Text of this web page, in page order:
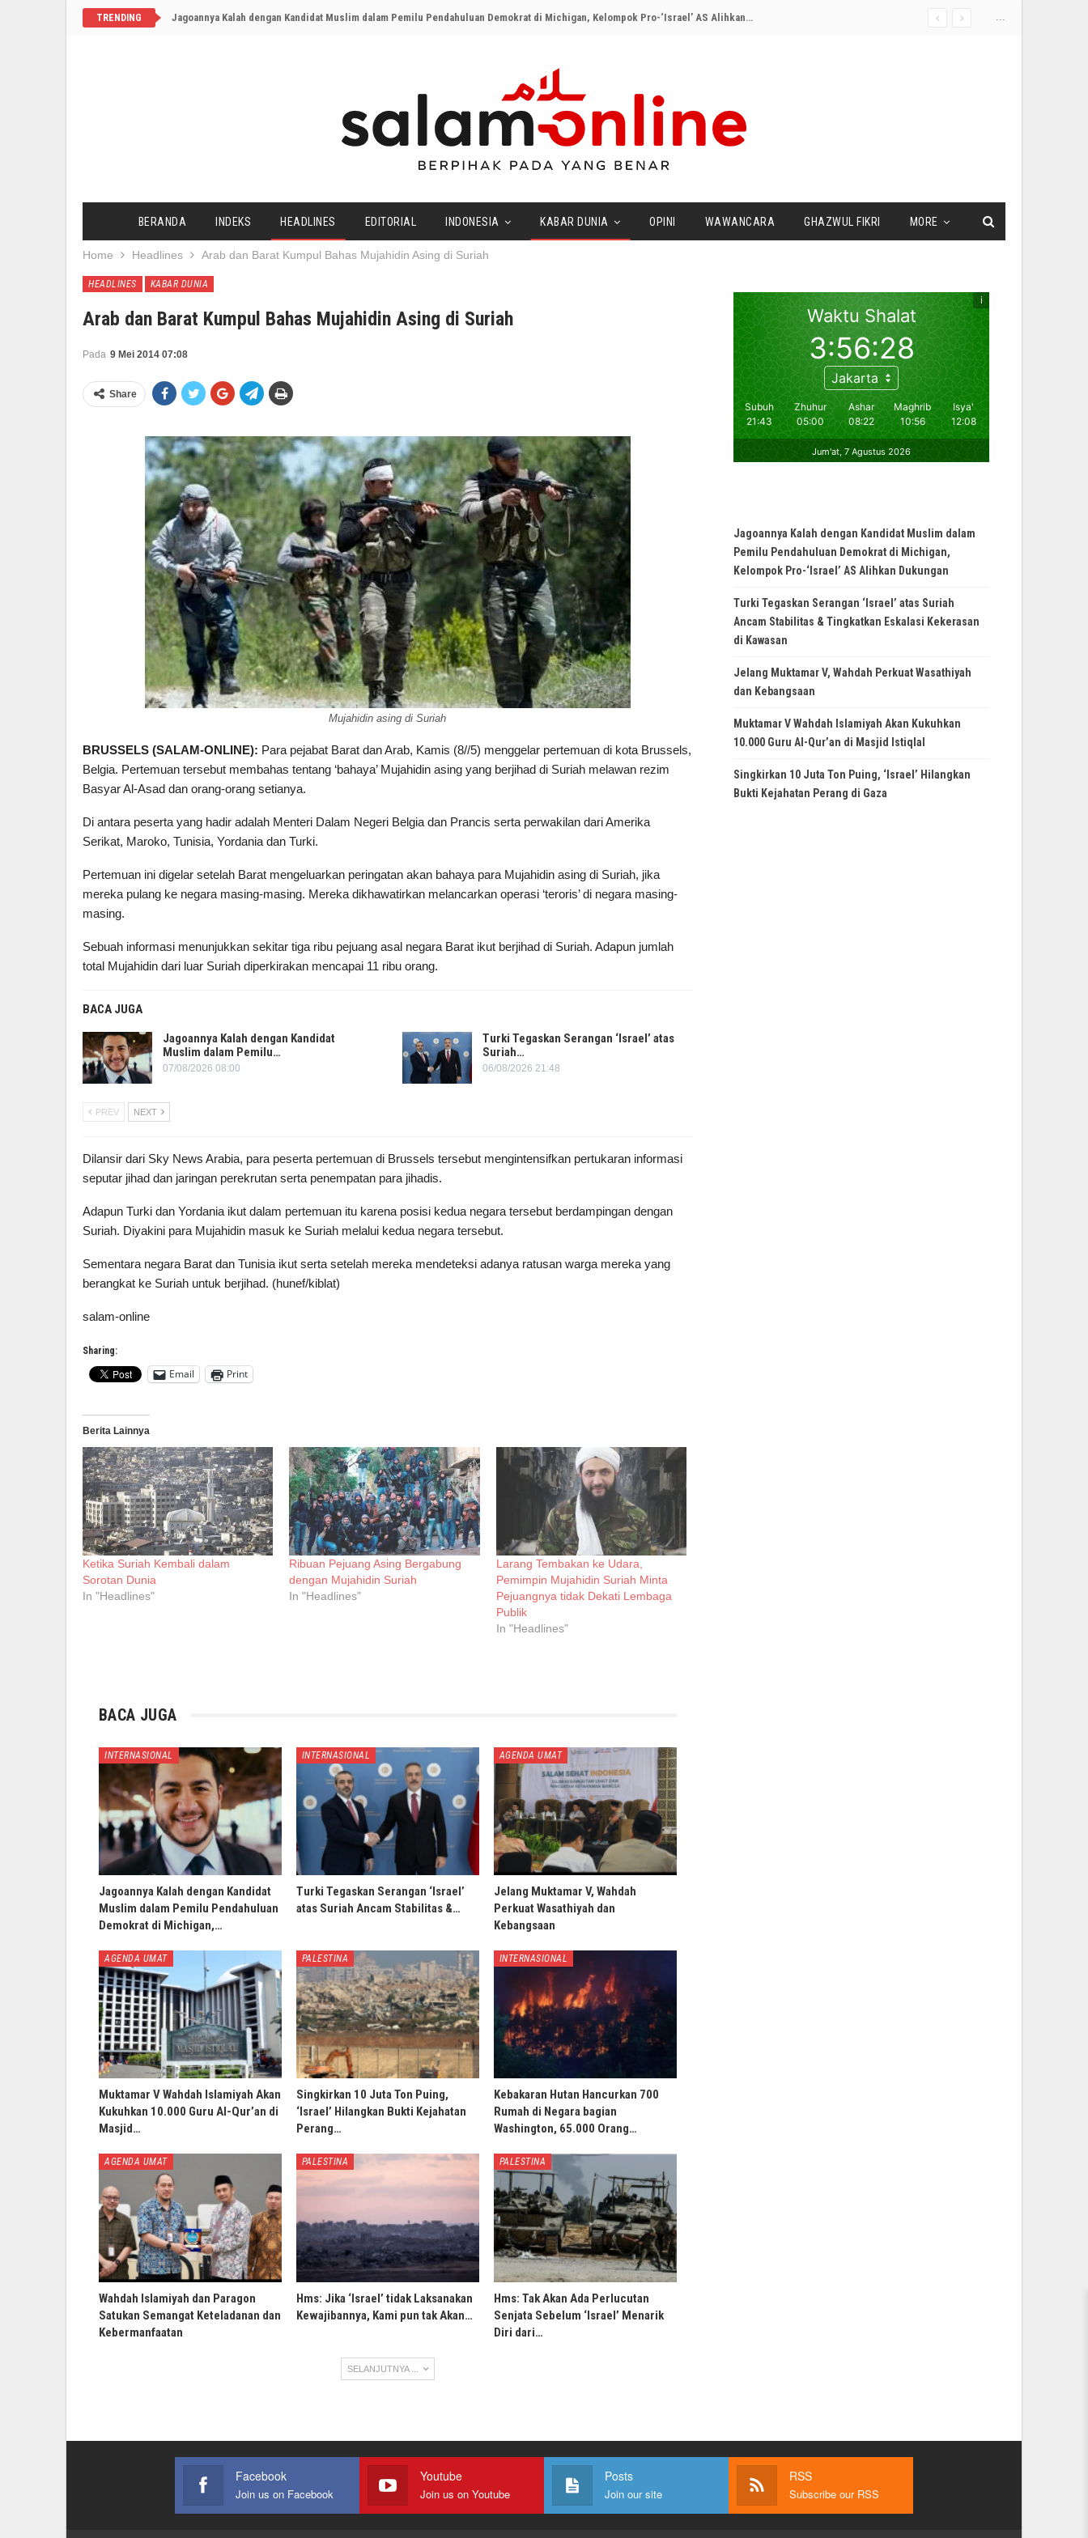
...
TRENDING Jagoannya Kalah dengan Kandidat Muslim dalam Pemilu Pendahuluan Demokrat di Michigan, Kelompok Pro-‘Israel’ AS Alihkan Dukungan
BERANDA INDEKS HEADLINES EDITORIAL INDONESIA KABAR DUNIA OPINI WAWANCARA GHAZWUL FIKRI MORE
Home Headlines Arab dan Barat Kumpul Bahas Mujahidin Asing di Suriah
HEADLINES KABAR DUNIA
Arab dan Barat Kumpul Bahas Mujahidin Asing di Suriah
Pada 9 Mei 2014 07:08
Share
Mujahidin asing di Suriah
BRUSSELS (SALAM-ONLINE): Para pejabat Barat dan Arab, Kamis (8//5) menggelar pertemuan di kota Brussels,
Belgia. Pertemuan tersebut membahas tentang ‘bahaya’ Mujahidin asing yang berjihad di Suriah melawan rezim
Basyar Al-Asad dan orang-orang setianya.
Di antara peserta yang hadir adalah Menteri Dalam Negeri Belgia dan Prancis serta perwakilan dari Amerika
Serikat, Maroko, Tunisia, Yordania dan Turki.
Pertemuan ini digelar setelah Barat mengeluarkan peringatan akan bahaya para Mujahidin asing di Suriah, jika
mereka pulang ke negara masing-masing. Mereka dikhawatirkan melancarkan operasi ‘teroris’ di negara masing-
masing.
Sebuah informasi menunjukkan sekitar tiga ribu pejuang asal negara Barat ikut berjihad di Suriah. Adapun jumlah
total Mujahidin dari luar Suriah diperkirakan mencapai 11 ribu orang.
BACA JUGA
Jagoannya Kalah dengan Kandidat
Muslim dalam Pemilu…
07/08/2026 08:00
Turki Tegaskan Serangan ‘Israel’ atas
Suriah…
06/08/2026 21:48
PREV NEXT
Dilansir dari Sky News Arabia, para peserta pertemuan di Brussels tersebut mengintensifkan pertukaran informasi
seputar jihad dan jaringan perekrutan serta penempatan para jihadis.
Adapun Turki dan Yordania ikut dalam pertemuan itu karena posisi kedua negara tersebut berdampingan dengan
Suriah. Diyakini para Mujahidin masuk ke Suriah melalui kedua negara tersebut.
Sementara negara Barat dan Tunisia ikut serta setelah mereka mendeteksi adanya ratusan warga mereka yang
berangkat ke Suriah untuk berjihad. (hunef/kiblat)
salam-online
Sharing:
Email Print
Berita Lainnya
Ketika Suriah Kembali dalam
Sorotan Dunia
In "Headlines"
Ribuan Pejuang Asing Bergabung
dengan Mujahidin Suriah
In "Headlines"
Larang Tembakan ke Udara,
Pemimpin Mujahidin Suriah Minta
Pejuangnya tidak Dekati Lembaga
Publik
In "Headlines"
BACA JUGA
INTERNASIONAL
Jagoannya Kalah dengan Kandidat
Muslim dalam Pemilu Pendahuluan
Demokrat di Michigan,…
INTERNASIONAL
Turki Tegaskan Serangan ‘Israel’
atas Suriah Ancam Stabilitas &…
AGENDA UMAT
Jelang Muktamar V, Wahdah
Perkuat Wasathiyah dan
Kebangsaan
AGENDA UMAT
Muktamar V Wahdah Islamiyah Akan
Kukuhkan 10.000 Guru Al-Qur’an di
Masjid…
PALESTINA
Singkirkan 10 Juta Ton Puing,
‘Israel’ Hilangkan Bukti Kejahatan
Perang…
INTERNASIONAL
Kebakaran Hutan Hancurkan 700
Rumah di Negara bagian
Washington, 65.000 Orang…
AGENDA UMAT
Wahdah Islamiyah dan Paragon
Satukan Semangat Keteladanan dan
Kebermanfaatan
PALESTINA
Hms: Jika ‘Israel’ tidak Laksanakan
Kewajibannya, Kami pun tak Akan…
PALESTINA
Hms: Tak Akan Ada Perlucutan
Senjata Sebelum ‘Israel’ Menarik
Diri dari…
SELANJUTNYA ...
Jagoannya Kalah dengan Kandidat Muslim dalam
Pemilu Pendahuluan Demokrat di Michigan,
Kelompok Pro-‘Israel’ AS Alihkan Dukungan
Turki Tegaskan Serangan ‘Israel’ atas Suriah
Ancam Stabilitas & Tingkatkan Eskalasi Kekerasan
di Kawasan
Jelang Muktamar V, Wahdah Perkuat Wasathiyah
dan Kebangsaan
Muktamar V Wahdah Islamiyah Akan Kukuhkan
10.000 Guru Al-Qur’an di Masjid Istiqlal
Singkirkan 10 Juta Ton Puing, ‘Israel’ Hilangkan
Bukti Kejahatan Perang di Gaza
Facebook
Join us on Facebook
Youtube
Join us on Youtube
Posts
Join our site
RSS
Subscribe our RSS